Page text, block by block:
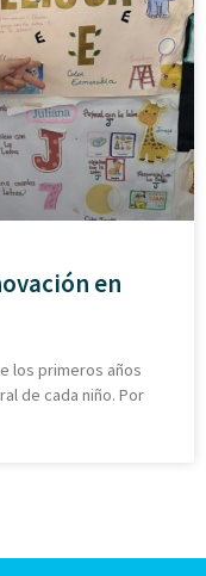
en
los primeros años
de cada niño. Por